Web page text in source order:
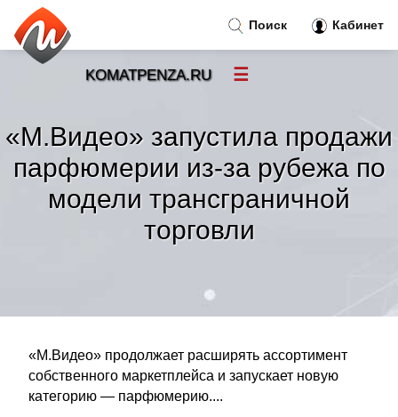
«М.Видео» запустила продажи
парфюмерии из-за рубежа по
модели трансграничной
торговли
«М.Видео» продолжает расширять ассортимент
собственного маркетплейса и запускает новую
категорию — парфюмерию....
Поиск Кабинет
KOMATPENZA.RU ☰
Новости»
Тренды новостей »
Рубрики»